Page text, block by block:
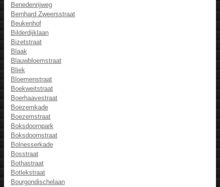
Benedenrijweg
Bernhard Zweersstraat
Beukenhof
Bilderdijklaan
Bizetstraat
Blaak
Blauwbloemstraat
Bliek
Bloemenstraat
Boekweitstraat
Boerhaavestraat
Boezemkade
Boezemstraat
Boksdoornpark
Boksdoornstraat
Bolnesserkade
Bosstraat
Bothastraat
Botlekstraat
Bourgondischelaan